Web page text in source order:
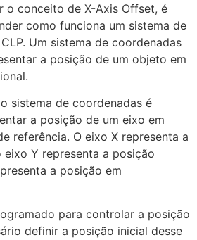
o conceito de X-Axis Offset, é
como funciona um sistema de
Um sistema de coordenadas
a posição de um objeto em
sistema de coordenadas é
a posição de um eixo em
referência. O eixo X representa a
Y representa a posição
a posição em
para controlar a posição
definir a posição inicial desse